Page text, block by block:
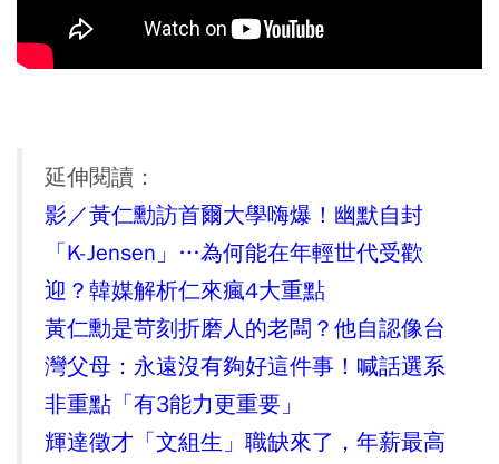
延伸閱讀：
影／黃仁勳訪首爾大學嗨爆！幽默自封
「K-Jensen」…為何能在年輕世代受歡
迎？韓媒解析仁來瘋4大重點
黃仁勳是苛刻折磨人的老闆？他自認像台
灣父母：永遠沒有夠好這件事！喊話選系
非重點「有3能力更重要」
輝達徵才「文組生」職缺來了，年薪最高